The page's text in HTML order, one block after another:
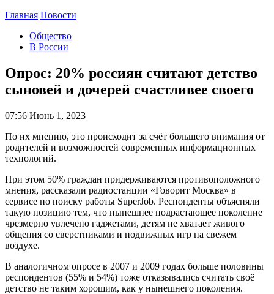
Главная Новости
Общество
В России
Опрос: 20% россиян считают детство
сыновей и дочерей счастливее своего
07:56 Июнь 1, 2023
По их мнению, это происходит за счёт большего внимания от
родителей и возможностей современных информационных
технологий.
При этом 50% граждан придерживаются противоположного
мнения, рассказали радиостанции «Говорит Москва» в
сервисе по поиску работы SuperJob. Респонденты объясняли
такую позицию тем, что нынешнее подрастающее поколение
чрезмерно увлечено гаджетами, детям не хватает живого
общения со сверстниками и подвижных игр на свежем
воздухе.
В аналогичном опросе в 2007 и 2009 годах больше половины
респондентов (55% и 54%) тоже отказывались считать своё
детство не таким хорошим, как у нынешнего поколения.